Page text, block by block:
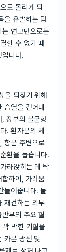
로 몰리게 되
을 유발하는 덥
연고만으로는
할 수 없기 때
입니다.
을 되찾기 위해
습열을 걷어내
장부의 불균형
. 환자분의 체
항문 주변으로
환을 돕습니다.
라앉히는 데 탁
합하여, 가려움
들어줍니다. 둘
재건하는 외부
부의 주요 혈
꽉 막힌 기혈을
카본 광선 및
제로 상처 나고